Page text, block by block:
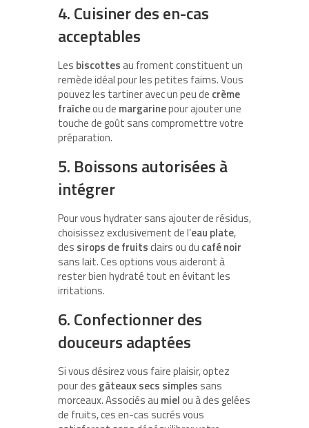
4. Cuisiner des en-cas
acceptables
Les biscottes au froment constituent un
remède idéal pour les petites faims. Vous
pouvez les tartiner avec un peu de crème
fraîcheou de margarinepour ajouter une
touche de goût sans compromettre votre
préparation.
5. Boissons autorisées à
intégrer
Pour vous hydrater sans ajouter de résidus,
choisissez exclusivement de l’eau plate,
des sirops de fruitsclairs ou du café noir
sans lait. Ces options vous aideront à
rester bien hydraté tout en évitant les
irritations.
6. Confectionner des
douceurs adaptées
Si vous désirez vous faire plaisir, optez
pour des gâteaux secs simples sans
morceaux. Associés au mielou à des gelées
de fruits, ces en-cas sucrés vous